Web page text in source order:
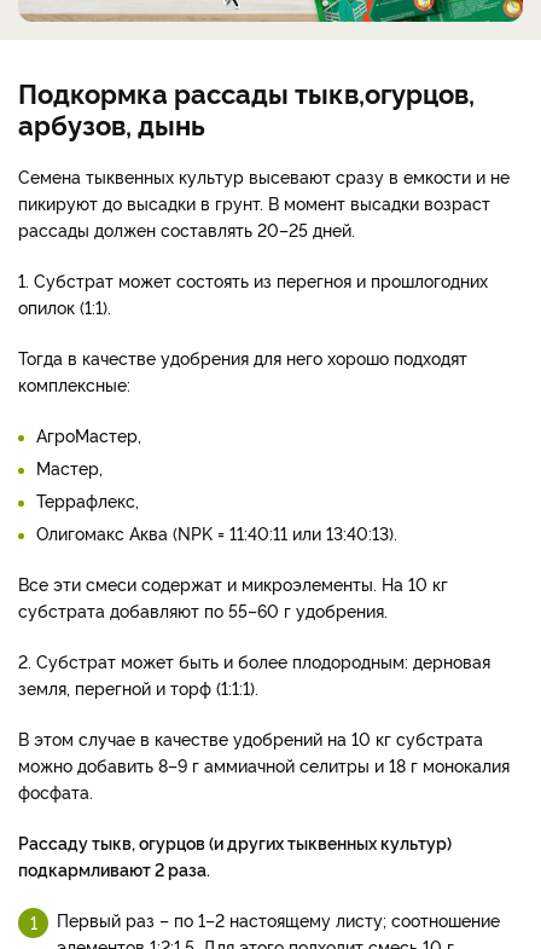
Подкормка рассады тыкв,огурцов,
арбузов, дынь
Семена тыквенных культур высевают сразу в емкости и не
пикируют до высадки в грунт. В момент высадки возраст
рассады должен составлять 20–25 дней.
1. Субстрат может состоять из перегноя и прошлогодних
опилок (1:1).
Тогда в качестве удобрения для него хорошо подходят
комплексные:
АгроМастер,
Мастер,
Террафлекс,
Олигомакс Аква (NPK = 11:40:11 или 13:40:13).
Все эти смеси содержат и микроэлементы. На 10 кг
субстрата добавляют по 55–60 г удобрения.
2. Субстрат может быть и более плодородным: дерновая
земля, перегной и торф (1:1:1).
В этом случае в качестве удобрений на 10 кг субстрата
можно добавить 8–9 г аммиачной селитры и 18 г монокалия
фосфата.
Рассаду тыкв, огурцов (и других тыквенных культур)
подкармливают 2 раза.
Первый раз – по 1–2 настоящему листу; соотношение